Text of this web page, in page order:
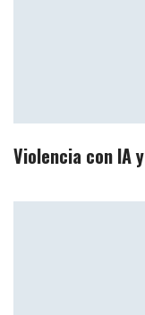
Violencia con IA